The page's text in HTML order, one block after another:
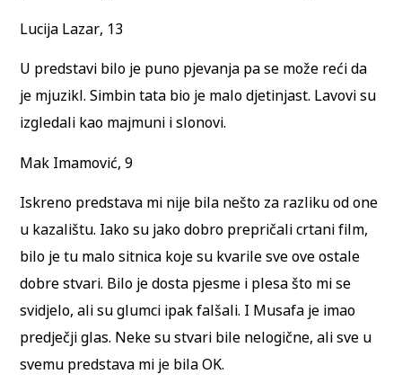
Lucija Lazar, 13
U predstavi bilo je puno pjevanja pa se može reći da
je mjuzikl. Simbin tata bio je malo djetinjast. Lavovi su
izgledali kao majmuni i slonovi.
Mak Imamović, 9
Iskreno predstava mi nije bila nešto za razliku od one
u kazalištu. Iako su jako dobro prepričali crtani film,
bilo je tu malo sitnica koje su kvarile sve ove ostale
dobre stvari. Bilo je dosta pjesme i plesa što mi se
svidjelo, ali su glumci ipak falšali. I Musafa je imao
predječji glas. Neke su stvari bile nelogične, ali sve u
svemu predstava mi je bila OK.